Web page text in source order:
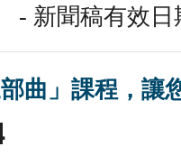
- 新聞稿有效日
曲」課程，讓